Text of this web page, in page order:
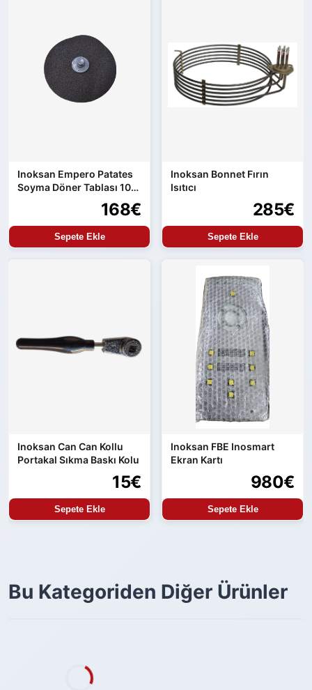
Inoksan Empero Patates
Soyma Döner Tablası 10
kg Makine Uyumlu168€
Sepete Ekle
Inoksan Bonnet Fırın
Isıtıcı
285€
Sepete Ekle
Inoksan Can Can Kollu
Portakal Sıkma Baskı Kolu
15€
Sepete Ekle
Inoksan FBE Inosmart
Ekran Kartı
980€
Sepete Ekle
Bu Kategoriden Diğer Ürünler